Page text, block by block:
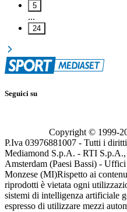
5
...
24
Seguici su
Copyright © 1999-
P.Iva 03976881007 - Tutti i
Mediamond S.p.A. - RTI S.p.A.,
Amsterdam (Paesi Bassi) -
Monzese (MI)Rispetto ai
riprodotti è vietata ogni
sistemi di intelligenza artificiale
espresso di utilizzare mezzi